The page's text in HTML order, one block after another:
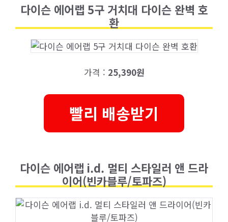
다이슨 에어랩 5구 거치대 다이슨 완벽 호
환
가격 : 25,390원
빨리 배송받기
다이슨 에어랩 i.d. 멀티 스타일러 앤 드라
이어(빈카블루/토파즈)